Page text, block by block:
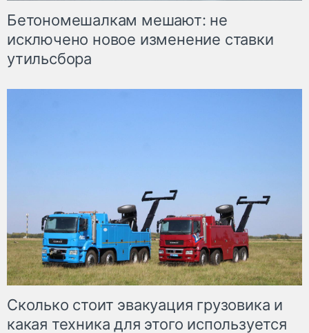
Бетономешалкам мешают: не
исключено новое изменение ставки
утильсбора
Сколько стоит эвакуация грузовика и
какая техника для этого используется